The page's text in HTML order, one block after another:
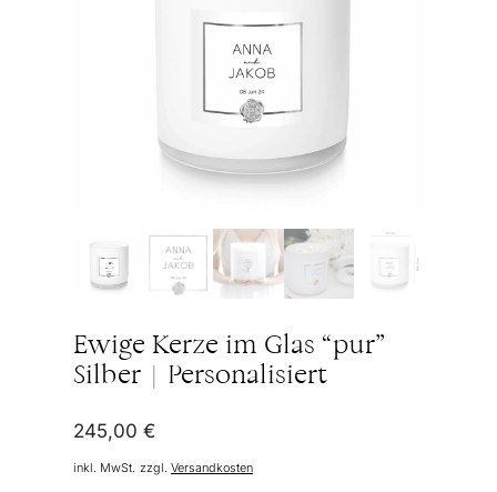
Ewige Kerze im Glas “pur”
Silber | Personalisiert
245,00 €
inkl. MwSt. zzgl. Versandkosten